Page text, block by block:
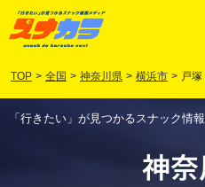
TOP > 全国 > 神奈川県 > 横浜市 > 戸
「行きたい」が見つかるスナック情
神